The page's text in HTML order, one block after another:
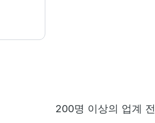
200명 이상의 업계